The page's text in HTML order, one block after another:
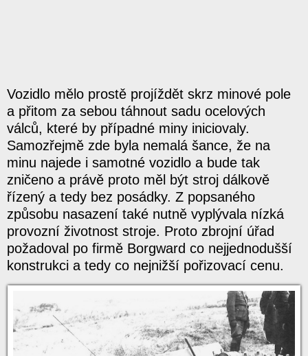
Vozidlo mělo prostě projíždět skrz minové pole
a přitom za sebou táhnout sadu ocelových
válců, které by případné miny iniciovaly.
Samozřejmě zde byla nemalá šance, že na
minu najede i samotné vozidlo a bude tak
zničeno a právě proto měl být stroj dálkově
řízený a tedy bez posádky. Z popsaného
způsobu nasazení také nutně vyplývala nízká
provozní životnost stroje. Proto zbrojní úřad
požadoval po firmě Borgward co nejjednodušší
konstrukci a tedy co nejnižší pořizovací cenu.